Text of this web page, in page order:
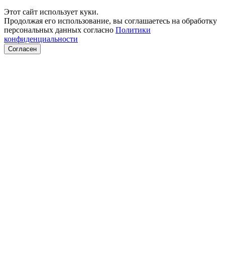
Этот сайт использует куки.
Продолжая его использование, вы соглашаетесь на обработку
персональных данных согласно Политики
конфиденциальности
Согласен